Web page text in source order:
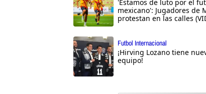
'Estamos de luto por el
mexicano': Jugadores de
protestan en las calles
Futbol Internacional
¡Hirving Lozano tiene
equipo!